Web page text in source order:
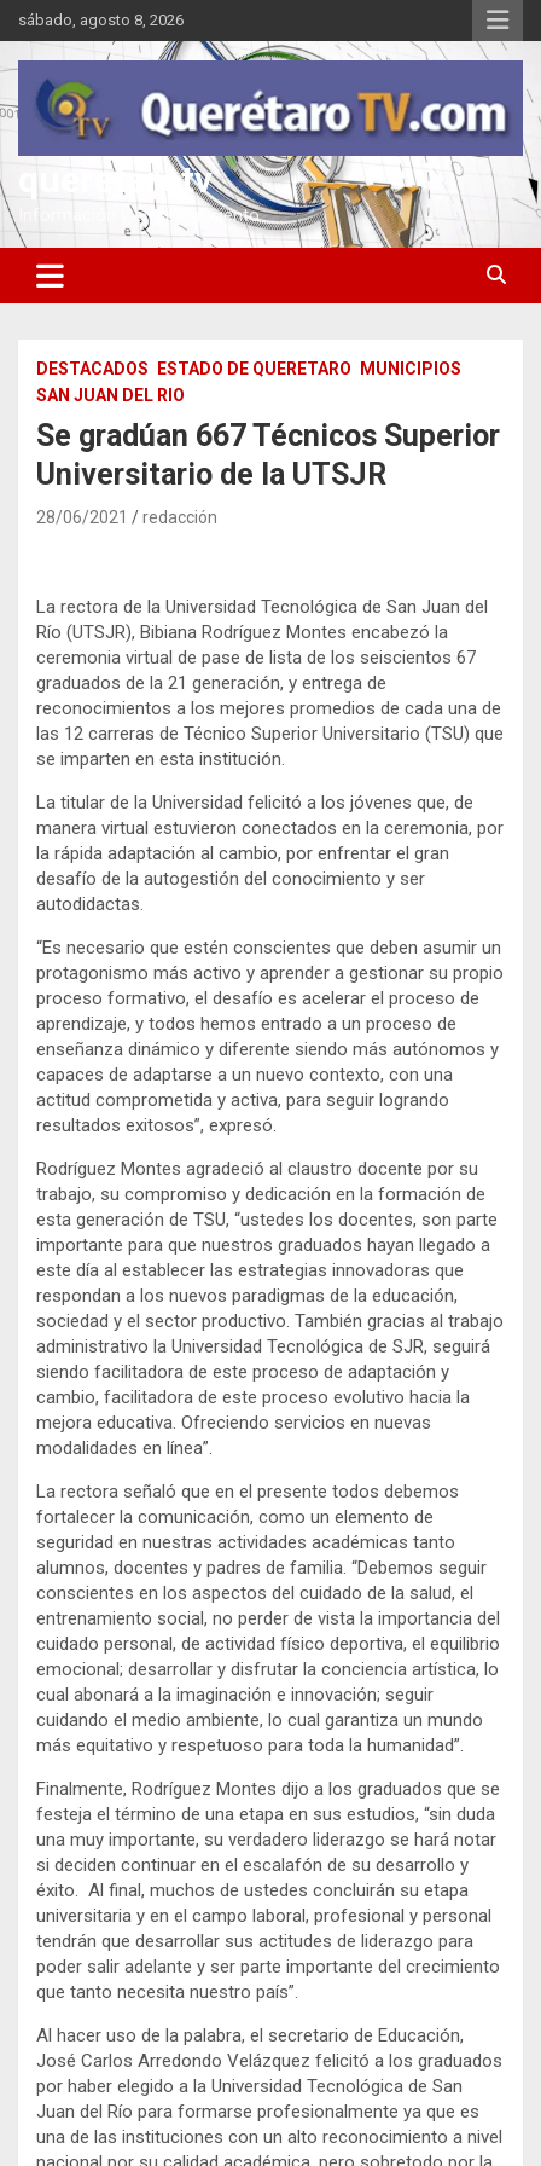
Saltar
al
contenido
sábado, agosto 8, 2026
queretarotv
Información y entretenimiento
DESTACADOS ESTADO DE QUERETARO
MUNICIPIOS
SAN JUAN DEL RIO
Se gradúan 667 Técnicos Superior
Universitario de la UTSJR
28/06/2021 redacción
La rectora de la Universidad Tecnológica de San Juan del
Río (UTSJR), Bibiana Rodríguez Montes encabezó la
ceremonia virtual de pase de lista de los seiscientos 67
graduados de la 21 generación, y entrega de
reconocimientos a los mejores promedios de cada una de
las 12 carreras de Técnico Superior Universitario (TSU) que
se imparten en esta institución.
La titular de la Universidad felicitó a los jóvenes que, de
manera virtual estuvieron conectados en la ceremonia, por
la rápida adaptación al cambio, por enfrentar el gran
desafío de la autogestión del conocimiento y ser
autodidactas.
“Es necesario que estén conscientes que deben asumir un
protagonismo más activo y aprender a gestionar su propio
proceso formativo, el desafío es acelerar el proceso de
aprendizaje, y todos hemos entrado a un proceso de
enseñanza dinámico y diferente siendo más autónomos y
capaces de adaptarse a un nuevo contexto, con una
actitud comprometida y activa, para seguir logrando
resultados exitosos”, expresó.
Rodríguez Montes agradeció al claustro docente por su
trabajo, su compromiso y dedicación en la formación de
esta generación de TSU, “ustedes los docentes, son parte
importante para que nuestros graduados hayan llegado a
este día al establecer las estrategias innovadoras que
respondan a los nuevos paradigmas de la educación,
sociedad y el sector productivo. También gracias al trabajo
administrativo la Universidad Tecnológica de SJR, seguirá
siendo facilitadora de este proceso de adaptación y
cambio, facilitadora de este proceso evolutivo hacia la
mejora educativa. Ofreciendo servicios en nuevas
modalidades en línea”.
La rectora señaló que en el presente todos debemos
fortalecer la comunicación, como un elemento de
seguridad en nuestras actividades académicas tanto
alumnos, docentes y padres de familia. “Debemos seguir
conscientes en los aspectos del cuidado de la salud, el
entrenamiento social, no perder de vista la importancia del
cuidado personal, de actividad físico deportiva, el equilibrio
emocional; desarrollar y disfrutar la conciencia artística, lo
cual abonará a la imaginación e innovación; seguir
cuidando el medio ambiente, lo cual garantiza un mundo
más equitativo y respetuoso para toda la humanidad”.
Finalmente, Rodríguez Montes dijo a los graduados que se
festeja el término de una etapa en sus estudios, “sin duda
una muy importante, su verdadero liderazgo se hará notar
si deciden continuar en el escalafón de su desarrollo y
éxito. Al final, muchos de ustedes concluirán su etapa
universitaria y en el campo laboral, profesional y personal
tendrán que desarrollar sus actitudes de liderazgo para
poder salir adelante y ser parte importante del crecimiento
que tanto necesita nuestro país”.
Al hacer uso de la palabra, el secretario de Educación,
José Carlos Arredondo Velázquez felicitó a los graduados
por haber elegido a la Universidad Tecnológica de San
Juan del Río para formarse profesionalmente ya que es
una de las instituciones con un alto reconocimiento a nivel